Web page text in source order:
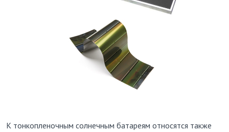
К тонкопленочным солнечным батареям относятся также